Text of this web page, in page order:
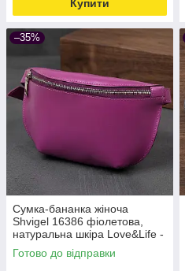
Купити
–35%
Сумка-бананка жіноча
Shvigel 16386 фіолетова,
натуральна шкіра Love&Life -
online-multimarket-
Готово до відправки